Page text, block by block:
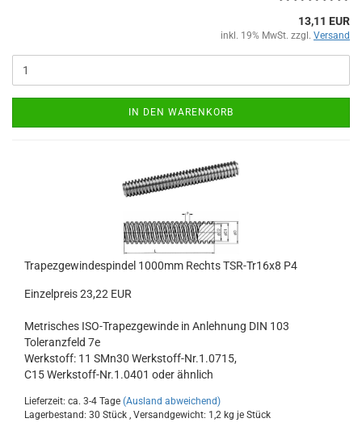
13,11 EUR
inkl. 19% MwSt. zzgl. Versand
IN DEN WARENKORB
Trapezgewindespindel 1000mm Rechts TSR-Tr16x8 P4
Einzelpreis 23,22 EUR
Metrisches ISO-Trapezgewinde in Anlehnung DIN 103
Toleranzfeld 7e
Werkstoff: 11 SMn30 Werkstoff-Nr.1.0715,
C15 Werkstoff-Nr.1.0401 oder ähnlich
Lieferzeit: ca. 3-4 Tage (Ausland abweichend)
Lagerbestand: 30 Stück , Versandgewicht: 1,2 kg je Stück